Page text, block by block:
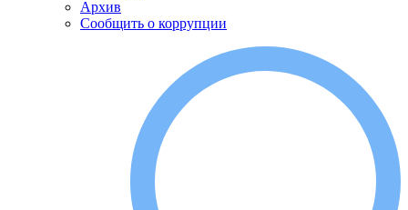
Архив
Сообщить о коррупции